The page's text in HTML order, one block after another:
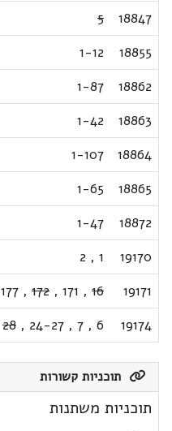
18847
5
18855
1-12
18862
1-87
18863
1-42
18864
1-107
18865
1-65
18872
1-47
19170
1
,
2
19171
16
,
171
,
172
,
177
19174
6
,
7
,
24-27
,
28
תוכניות קשורות
תוכניות משתנות